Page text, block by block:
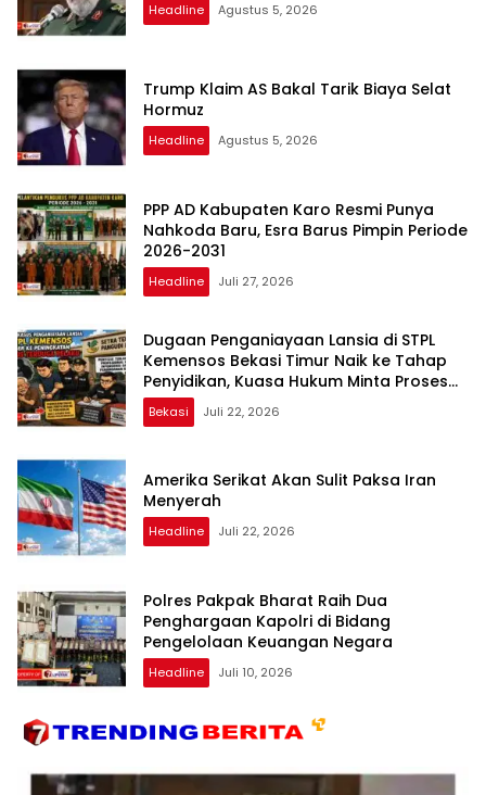
Headline Agustus 5, 2026
Trump Klaim AS Bakal Tarik Biaya Selat
Hormuz
Headline Agustus 5, 2026
PPP AD Kabupaten Karo Resmi Punya
Nahkoda Baru, Esra Barus Pimpin Periode
2026-2031
Headline Juli 27, 2026
Dugaan Penganiayaan Lansia di STPL
Kemensos Bekasi Timur Naik ke Tahap
Penyidikan, Kuasa Hukum Minta Proses
Transparan dan Bebas Intervensi
Bekasi Juli 22, 2026
Amerika Serikat Akan Sulit Paksa Iran
Menyerah
Headline Juli 22, 2026
Polres Pakpak Bharat Raih Dua
Penghargaan Kapolri di Bidang
Pengelolaan Keuangan Negara
Headline Juli 10, 2026